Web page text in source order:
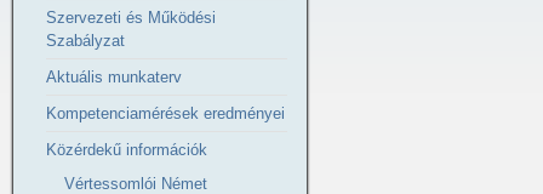
Szervezeti és Működési
Szabályzat
Aktuális munkaterv
Kompetenciamérések eredményei
Közérdekű információk
Vértessomlói Német